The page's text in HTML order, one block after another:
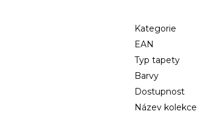
Kategorie
EAN
Typ tapety
Barvy
Dostupnost
Název kolekce